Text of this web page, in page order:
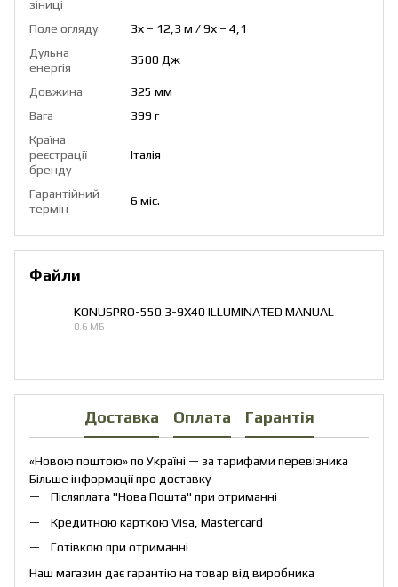
зіниці
Поле огляду
3х – 12,3 м / 9х – 4,1
Дульна
енергія
3500 Дж
Довжина
325 мм
Вага
399 г
Країна
реєстрації
бренду
Італія
Гарантійний
термін
6 міс.
Файли
KONUSPRO-550 3-9X40 ILLUMINATED MANUAL
0.6 МБ
Доставка Оплата Гарантія
«Новою поштою» по Україні — за тарифами перевізника
Більше інформації про доставку
Післяплата "Нова Пошта" при отриманні
Кредитною карткою Visa, Mastercard
Готівкою при отриманні
Наш магазин дає гарантію на товар від виробника